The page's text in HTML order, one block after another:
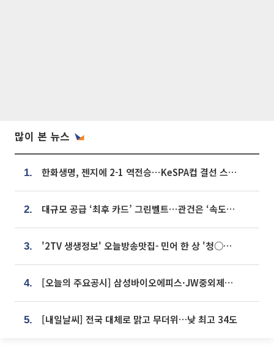
많이 본 뉴스
1. 한화생명, 젠지에 2-1 역전승⋯KeSPA컵 결선 스테이지 2 직행
2. 대규모 공급 ‘최후 카드’ 그린벨트⋯관건은 ‘속도’ [주택공급 승부수의 조건]
3. '2TV 생생정보' 오늘방송맛집- 민어 한 상 '청○○○' vs 전복 한 상 '명○'
4. [오늘의 주요공시] 삼성바이오에피스·JW중외제약·한미반도체·SK바이오사이언스 등
5. [내일날씨] 전국 대체로 맑고 무더위…낮 최고 34도